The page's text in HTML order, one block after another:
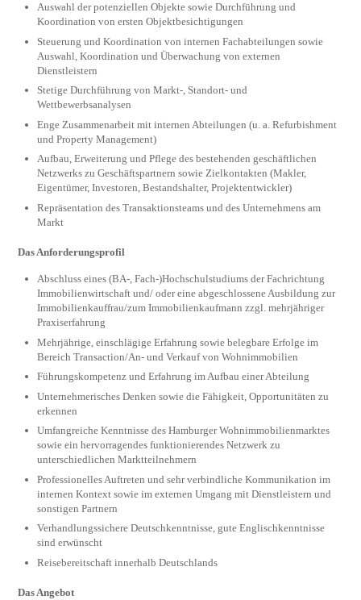
Auswahl der potenziellen Objekte sowie Durch­führung und
Koordination von ersten Objekt­be­sich­tigungen
Steuerung und Koordination von internen Fach­abteilungen sowie
Auswahl, Koordination und Überwachung von externen
Dienstleistern
Stetige Durch­führung von Markt-, Standort- und
Wettbewerbsanalysen
Enge Zusammenarbeit mit internen Abteilungen (u. a. Refurbishment
und Property Management)
Aufbau, Erweiterung und Pflege des bestehenden geschäftlichen
Netzwerks zu Geschäftspartnern sowie Zielkontakten (Makler,
Eigentümer, In­ves­toren, Bestandshalter, Projektentwickler)
Repräsentation des Transaktionsteams und des Unternehmens am
Markt
Das Anforderungsprofil
Abschluss eines (BA-, Fach-)Hochschulstudiums der Fachrichtung
Immobilienwirtschaft und/ oder eine abgeschlossene Ausbildung zur
Immobilien­kauffrau/zum Immobilienkaufmann zzgl. mehrjäh­riger
Praxiserfahrung
Mehrjährige, einschlägige Erfahrung sowie beleg­bare Erfolge im
Bereich Transaction/An- und Ver­kauf von Wohnimmobilien
Führungskompetenz und Erfahrung im Aufbau einer Abteilung
Unternehmerisches Denken sowie die Fähigkeit, Opportunitäten zu
erkennen
Umfangreiche Kenntnisse des Hamburger Wohn­immo­bilienmarktes
sowie ein hervorragendes funktionierendes Netzwerk zu
unterschiedlichen Marktteilnehmern
Professionelles Auftreten und sehr verbindliche Kommunikation im
internen Kontext sowie im externen Umgang mit Dienstleistern und
sonstigen Partnern
Verhandlungssichere Deutschkenntnisse, gute Englischkenntnisse
sind erwünscht
Reisebereitschaft innerhalb Deutschlands
Das Angebot